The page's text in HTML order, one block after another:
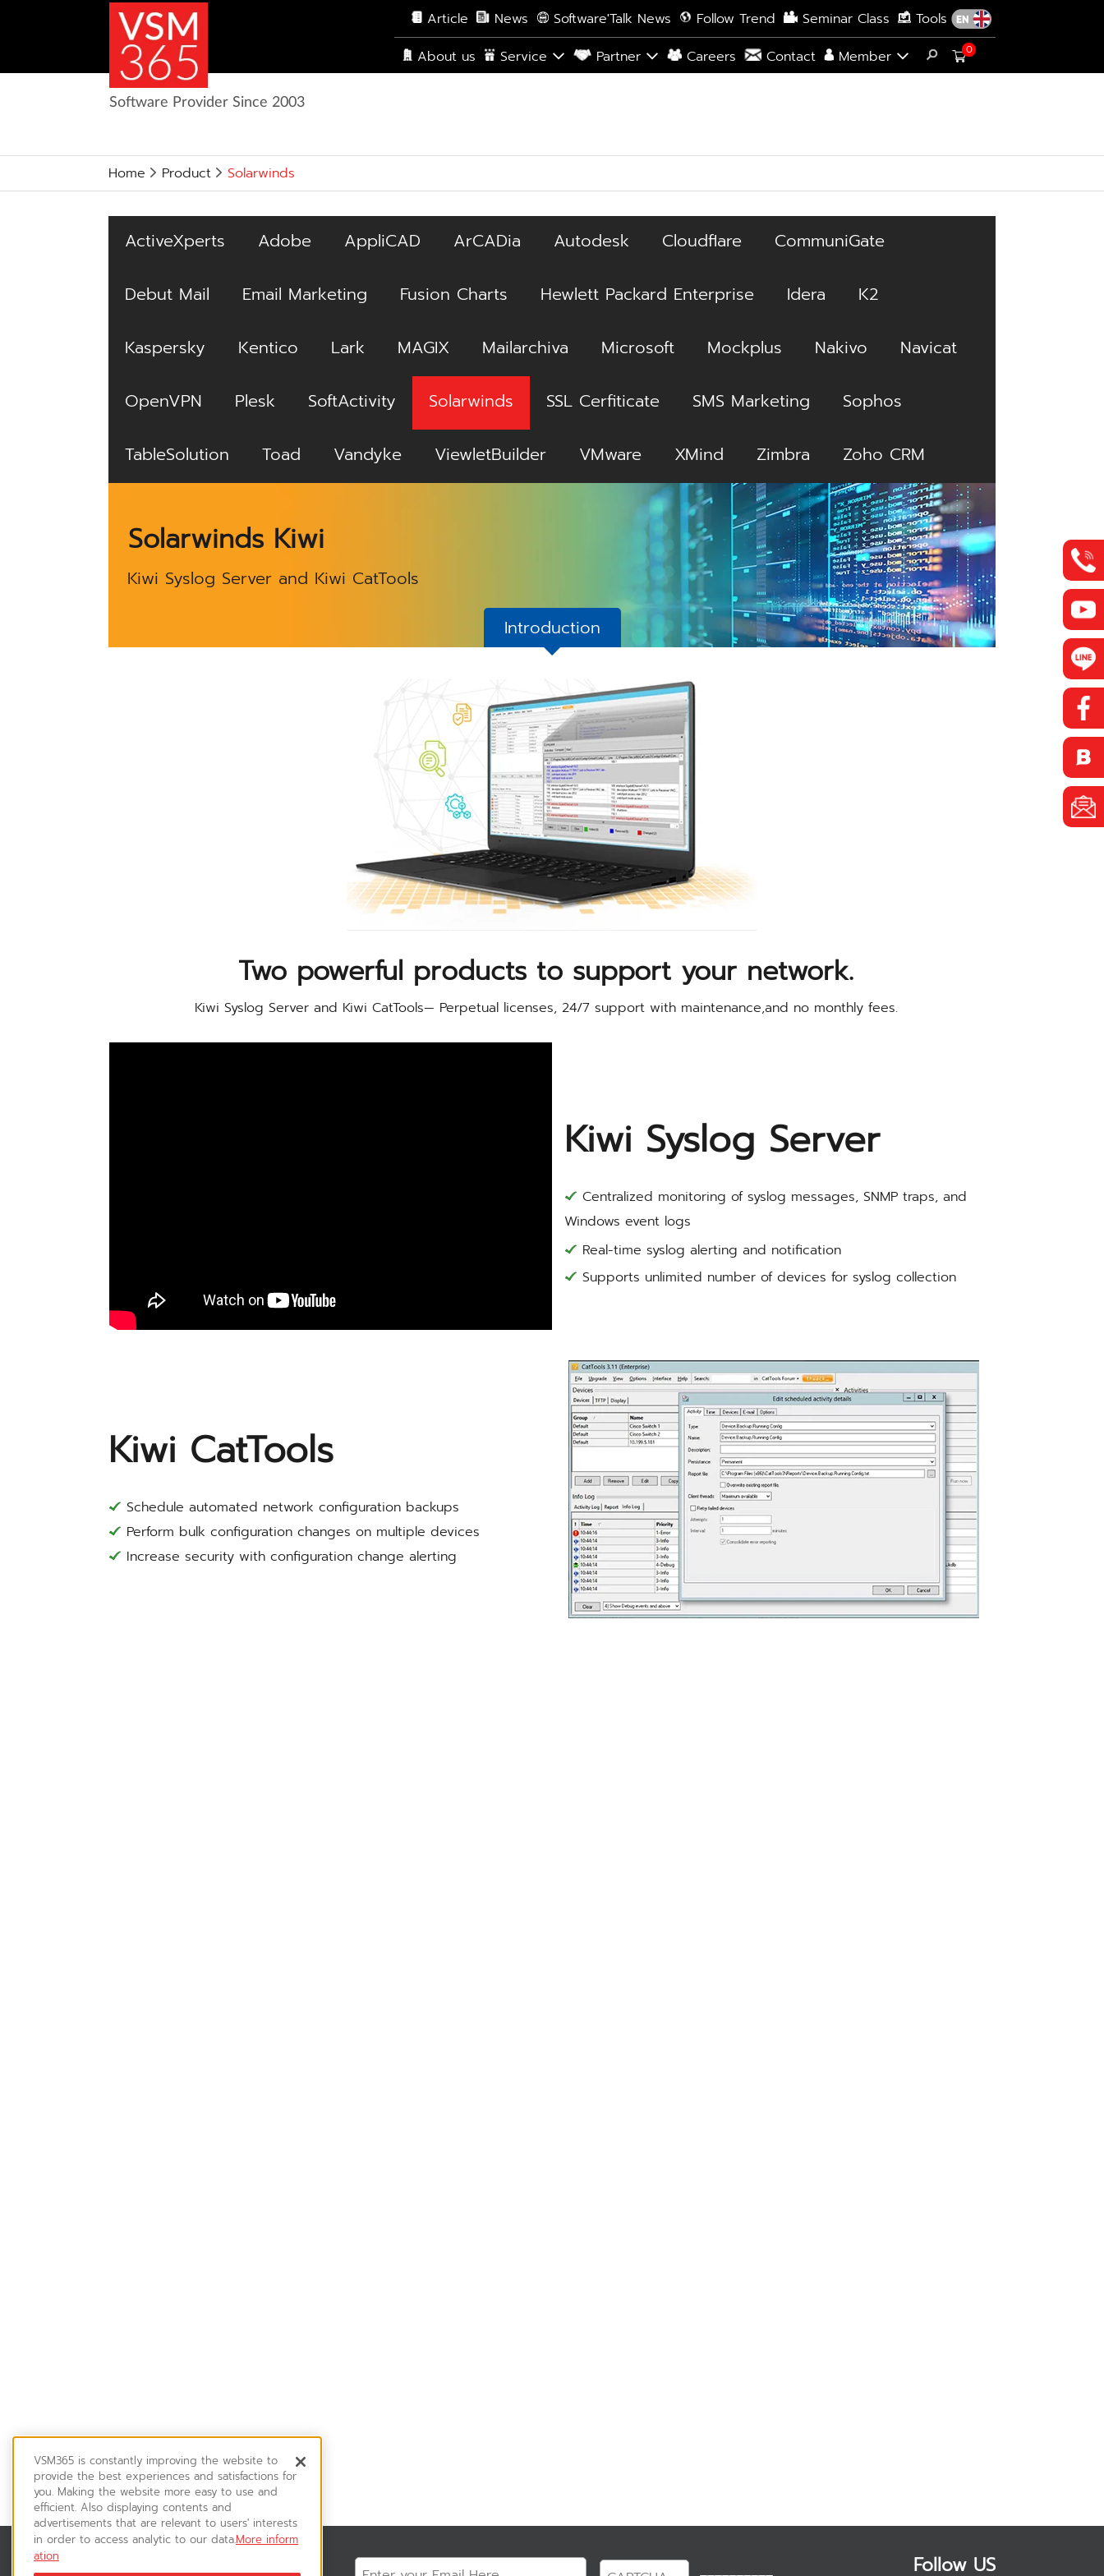
Article News Software'Talk News Follow Trend Seminar Class
Tools
About us
Service Partner Careers Contact Member 0
Software Provider Since 2003
Home Product Solarwinds
ActiveXperts Adobe AppliCAD ArCADia Autodesk Cloudflare CommuniGate
Debut Mail Email Marketing Fusion Charts Hewlett Packard Enterprise Idera K2
Kaspersky Kentico Lark MAGIX Mailarchiva Microsoft Mockplus Nakivo Navicat
OpenVPN Plesk SoftActivity Solarwinds SSL Cerfiticate SMS Marketing Sophos
TableSolution Toad Vandyke ViewletBuilder VMware XMind Zimbra Zoho CRM
Solarwinds Kiwi
Kiwi Syslog Server and Kiwi CatTools
Introduction
Two powerful products to support your network.
Kiwi Syslog Server and Kiwi CatTools— Perpetual licenses, 24/7 support with maintenance,and no monthly fees.
Kiwi Syslog Server
Centralized monitoring of syslog messages, SNMP traps, and
Windows event logs
Real-time syslog alerting and notification
Supports unlimited number of devices for syslog collection
Kiwi CatTools
Schedule automated network configuration backups
Perform bulk configuration changes on multiple devices
Increase security with configuration change alerting
News & Updates Follow US
VSM365 is constantly improving the website to
provide the best experiences and satisfactions for
you. Making the website more easy to use and
efficient. Also displaying contents and
advertisements that are relevant to users' interests
in order to access analytic to our data.More inform
ation